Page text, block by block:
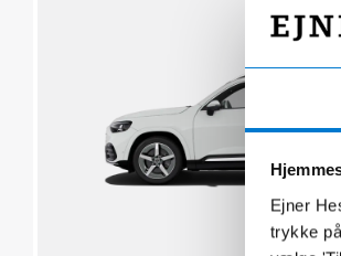
Ejner
trykke